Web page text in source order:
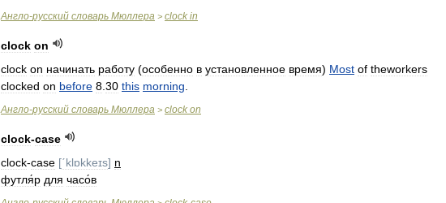
Англо-русский словарь Мюллера > clock in
clock on
clock on начинать работу (особенно в установленное время) Most of theworkers
clocked on before 8 30 this morning
Англо-русский словарь Мюллера > clock on
clock-case
clock-case [ˊklɒkkeɪs] n
футля́р для часо́в